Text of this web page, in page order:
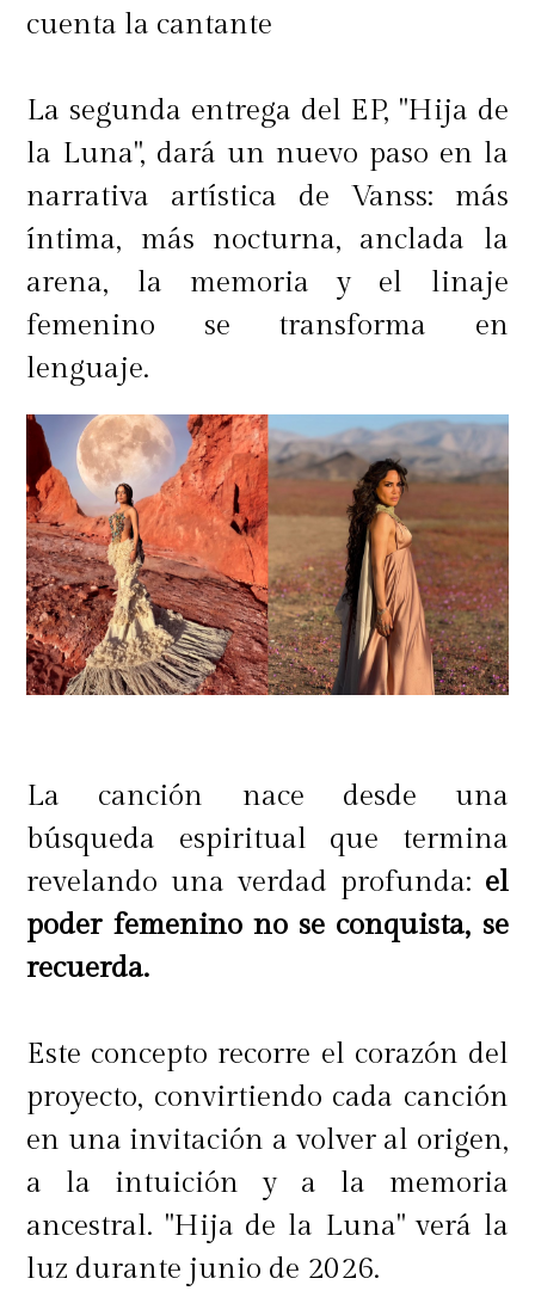
cuenta la cantante
La segunda entrega del EP, "Hija de
la Luna", dará un nuevo paso en la
narrativa artística de Vanss: más
íntima, más nocturna, anclada la
arena, la memoria y el linaje
femenino se transforma en
lenguaje.
La canción nace desde una
búsqueda espiritual que termina
revelando una verdad profunda: el
poder femenino no se conquista, se
recuerda.
Este concepto recorre el corazón del
proyecto, convirtiendo cada canción
en una invitación a volver al origen,
a la intuición y a la memoria
ancestral. "Hija de la Luna" verá la
luz durante junio de 2026.